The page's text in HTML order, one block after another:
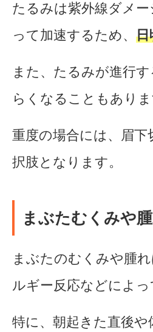
たるみは紫外線ダメ
って加速するため、 日
また、たるみが進行
らくなることもありま
重度の場合には、眉
択肢となります。
まぶたむくみや
まぶたのむくみや腫
ルギー反応などによ
特に、朝起きた直後